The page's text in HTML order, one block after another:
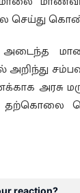
அறிந்து
அரசு